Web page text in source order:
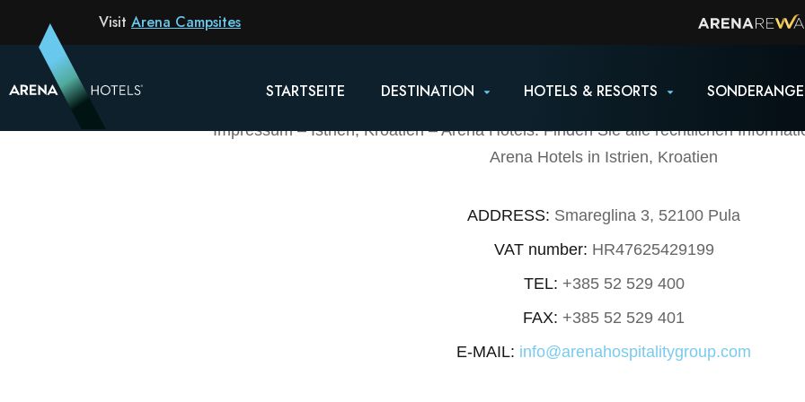
Visit Arena Campsites
STARTSEITE DESTINATION HOTELS & RESORTS
Impressum
ARENA HOSPITALITY GROUP D.D. JOINT STOCK
Impressum – Istrien, Kroatien – Arena Hotels. Finden Sie alle rechtlichen
Arena Hotels in Istrien, Kroatien
ADDRESS: Smareglina 3, 52100 Pula
VAT number: HR47625429199
TEL: +385 52 529 400
FAX: +385 52 529 401
E-MAIL: info@arenahospitalitygroup.com